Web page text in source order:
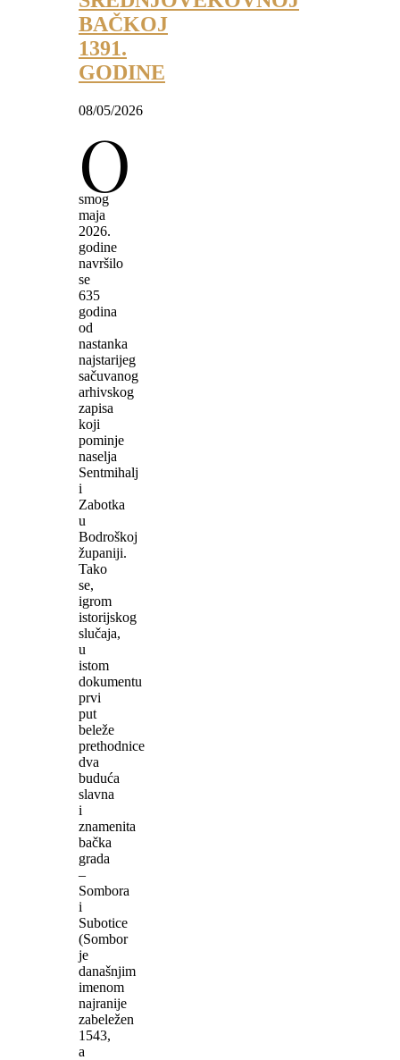
BAČKOJ
1391.
GODINE
08/05/2026
O
smog
maja
2026.
godine
navršilo
se
635
godina
od
nastanka
najstarijeg
sačuvanog
arhivskog
zapisa
koji
pominje
naselja
Sentmihalj
i
Zabotka
u
Bodroškoj
županiji.
Tako
se,
igrom
istorijskog
slučaja,
u
istom
dokumentu
prvi
put
beleže
prethodnice
dva
buduća
slavna
i
znamenita
bačka
grada
–
Sombora
i
Subotice
(Sombor
je
današnjim
imenom
najranije
zabeležen
1543,
a